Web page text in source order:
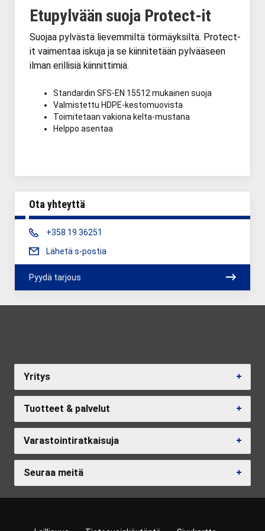
Etupylvään suoja Protect-it
Suojaa pylvästä lievemmiltä törmäyksiltä. Protect-
it vaimentaa iskuja ja se kiinnitetään pylvääseen
ilman erillisiä kiinnittimiä.
Standardin SFS-EN 15512 mukainen suoja
Valmistettu HDPE-kestomuovista
Toimitetaan vakiona kelta-mustana
Helppo asentaa
Ota yhteyttä
Phone:
+358 19 36251
Lähetä s-postia
Pyydä tarjous
Yritys
Tuotteet & palvelut
Varastointiratkaisuja
Seuraa meitä